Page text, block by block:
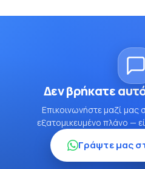
Δεν βρήκατε
Επικοινωνήστε μαζί μας
εξατομικευμένο πλάνο —
Γράψτε μας